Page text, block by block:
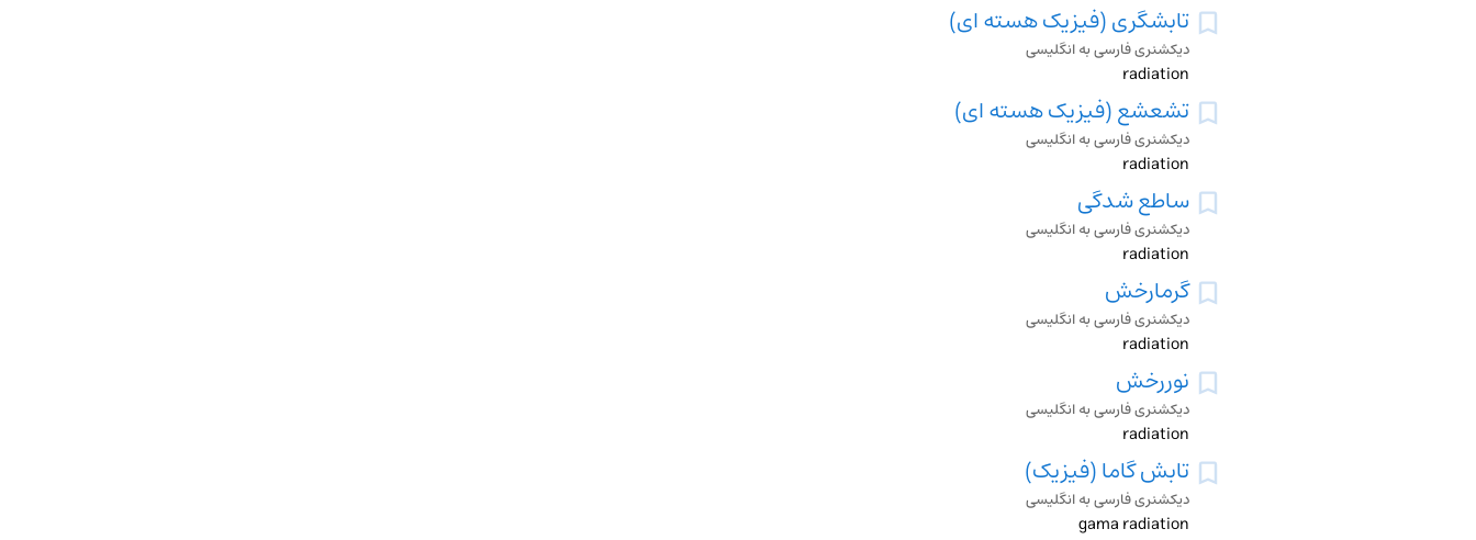
تابشگری (فیزیک هسته ای)
دیکشنری فارسی به انگلیسی
radiation
تشعشع (فیزیک هسته ای)
دیکشنری فارسی به انگلیسی
radiation
ساطع شدگی
دیکشنری فارسی به انگلیسی
radiation
گرمارخش
دیکشنری فارسی به انگلیسی
radiation
نوررخش
دیکشنری فارسی به انگلیسی
radiation
تابش گاما (فیزیک)
دیکشنری فارسی به انگلیسی
gama radiation